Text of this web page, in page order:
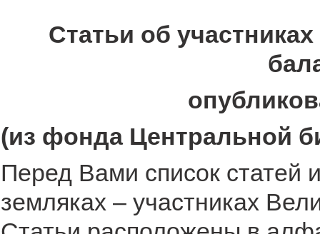
Статьи об
(из фонда Центральной
Перед Вами список статей
земляках – участниках